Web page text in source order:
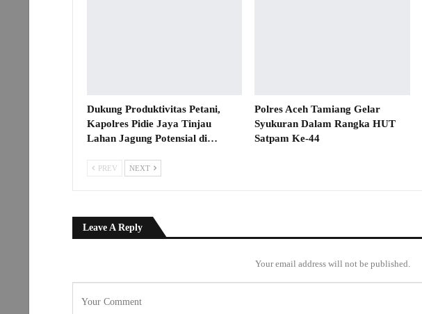
Dukung Produktivitas Petani,
Kapolres Pidie Jaya Tinjau
Lahan Jagung Potensial di…
Polres Aceh Tamiang Gelar
Syukuran Dalam Rangka HUT
Satpam Ke-44
PREV NEXT
Leave A Reply
Your email address will not be published.